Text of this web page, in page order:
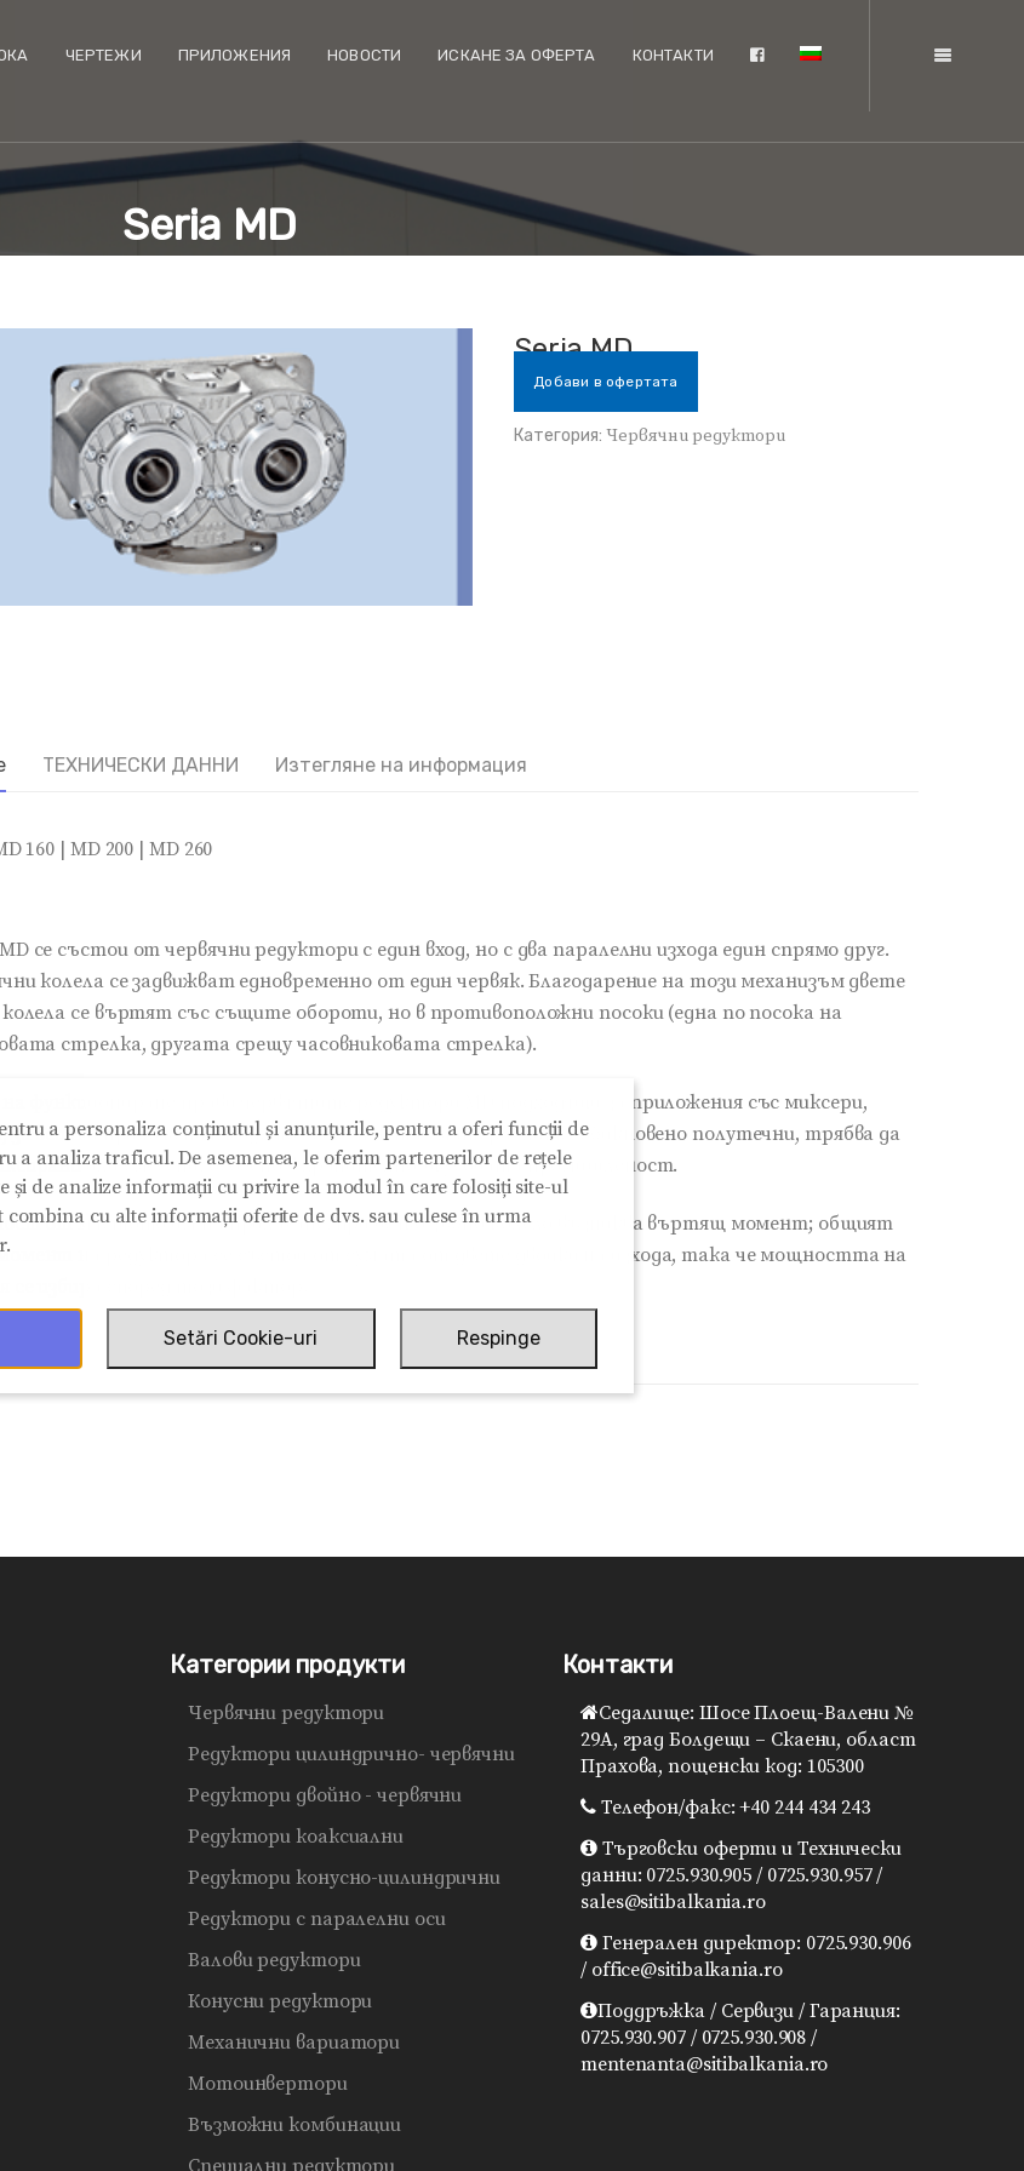
ЧЕРТЕЖИ ПРИЛОЖЕНИЯ НОВОСТИ ИСКАНЕ ЗА ОФЕРТА КОНТАКТИ
Seria MD
Seria MD
Добави в офертата
Категория: Червячни редуктори
ТЕХНИЧЕСКИ ДАННИ Изтегляне на информация
160 | MD 200 | MD 260
се състои от червячни редуктори с един вход, но с два паралелни изхода един спрямо друг.
колела се задвижват едновременно от един червяк. Благодарение на този механизъм двете
колела се въртят със същите обороти, но в противоположни посоки (една по посока на
стрелка, другата срещу часовниковата стрелка).
на функциониране прави червячните редуктори MD подходящи за приложения със миксери,
за всички приложения, където веществата / материалите, обикновено полутечни, трябва да
или смесени, особено в хранително-вкусовата промишленост.
от мястото им на прилагане, при всяко зъбно колело възниква въртящ момент; общият
на редуктора се състои от сумата от двете двойки на изхода, така че мощността на
Категории продукти
Червячни редуктори
Редуктори цилиндрично- червячни
Редуктори двойно - червячни
Редуктори коаксиални
Редуктори конусно-цилиндрични
Редуктори с паралелни оси
Валови редуктори
Конусни редуктори
Механични вариатори
Мотоинвертори
Възможни комбинации
Специални редуктори
Контакти
Седалище: Шосе Плоещ-Валени №
29A, град Болдещи – Скаени, област
Прахова, пощенски код: 105300
Телефон/факс: +40 244 434 243
Търговски оферти и Технически
данни: 0725.930.905 / 0725.930.957 /
sales@sitibalkania.ro
Генерален директор: 0725.930.906
/ office@sitibalkania.ro
Поддръжка / Сервизи / Гаранция:
0725.930.907 / 0725.930.908 /
mentenanta@sitibalkania.ro
a personaliza conținutul și anunțurile, pentru a oferi funcții de
a analiza traficul. De asemenea, le oferim partenerilor de rețele
și de analize informații cu privire la modul în care folosiți site-ul
combina cu alte informații oferite de dvs. sau culese în urma
Setări Cookie-uri Respinge